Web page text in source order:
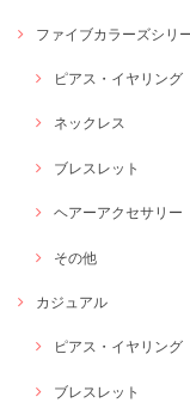
ファイブカラーズシリ
ピアス・イヤリング
ネックレス
ブレスレット
ヘアーアクセサリー
その他
カジュアル
ピアス・イヤリング
ブレスレット